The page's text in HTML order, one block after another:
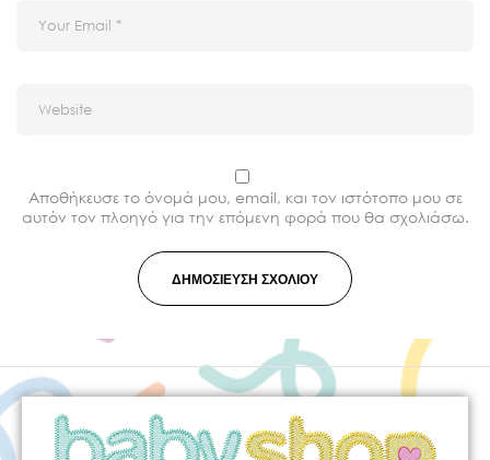
Αποθήκευσε το όνομά μου, email, και τον ιστότοπο μου σε
αυτόν τον πλοηγό για την επόμενη φορά που θα σχολιάσω.